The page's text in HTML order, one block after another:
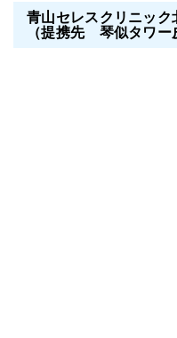
青山セレスクリニック
（提携先 琴似タワー